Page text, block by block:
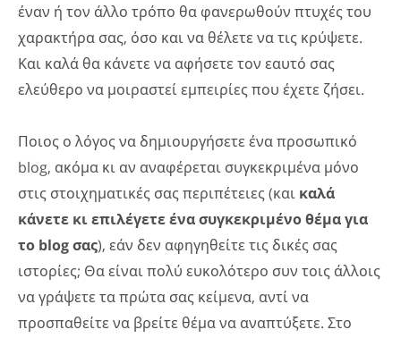
έναν ή τον άλλο τρόπο θα φανερωθούν πτυχές του
χαρακτήρα σας, όσο και να θέλετε να τις κρύψετε.
Και καλά θα κάνετε να αφήσετε τον εαυτό σας
ελεύθερο να μοιραστεί εμπειρίες που έχετε ζήσει.
Ποιος ο λόγος να δημιουργήσετε ένα προσωπικό
blog, ακόμα κι αν αναφέρεται συγκεκριμένα μόνο
στις στοιχηματικές σας περιπέτειες (και καλά
κάνετε κι επιλέγετε ένα συγκεκριμένο θέμα για
το blog σας), εάν δεν αφηγηθείτε τις δικές σας
ιστορίες; Θα είναι πολύ ευκολότερο συν τοις άλλοις
να γράψετε τα πρώτα σας κείμενα, αντί να
προσπαθείτε να βρείτε θέμα να αναπτύξετε. Στο